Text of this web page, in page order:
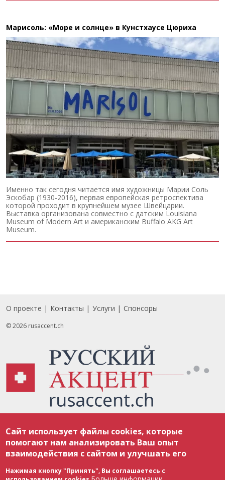
Марисоль: «Море и солнце» в Кунстхаусе Цюриха
Именно так сегодня читается имя художницы Марии Соль
Эскобар (1930-2016), первая европейская ретроспектива
которой проходит в крупнейшем музее Швейцарии.
Выставка организована совместно с датским Louisiana
Museum of Modern Art и американским Buffalo AKG Art
Museum.
Footer
О проекте Контакты Услуги Спонсоры
© 2026 rusaccent.ch
соответствии с законодательством Швейцарии об авторском праве и
международными соглашениями. Полное или частичное использование
материалов возможно только с разрешения редакции. В случае полного
или частичного воспроизведения материалов сайта rusaccent.ch,
ОБЯЗАТЕЛЬНА АКТИВНАЯ ГИПЕРССЫЛКА на конкретный заимствованный
текст. Фотоизображения, размещенные редакцией rusaccent.ch, являются
ее исключительной собственностью. Полное или частичное
Сайт использует файлы cookies, которые
помогают нам анализировать Ваш опыт
взаимодействия с сайтом и улучшать его
Нажимая кнопку "Принять", Вы соглашаетесь с